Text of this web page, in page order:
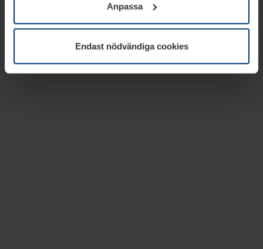
informationen om kakor underDataskyddsförklaring
vår webbplats.
Anpassa
Endast nödvändiga cookies